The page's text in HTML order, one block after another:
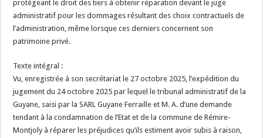
protégeant le droit des tiers à obtenir réparation devant le juge
administratif pour les dommages résultant des choix contractuels de
l’administration, même lorsque ces derniers concernent son
patrimoine privé.
Texte intégral :
Vu, enregistrée à son secrétariat le 27 octobre 2025, l’expédition du
jugement du 24 octobre 2025 par lequel le tribunal administratif de la
Guyane, saisi par la SARL Guyane Ferraille et M. A. d’une demande
tendant à la condamnation de l’Etat et de la commune de Rémire-
Montjoly à réparer les préjudices qu’ils estiment avoir subis à raison,